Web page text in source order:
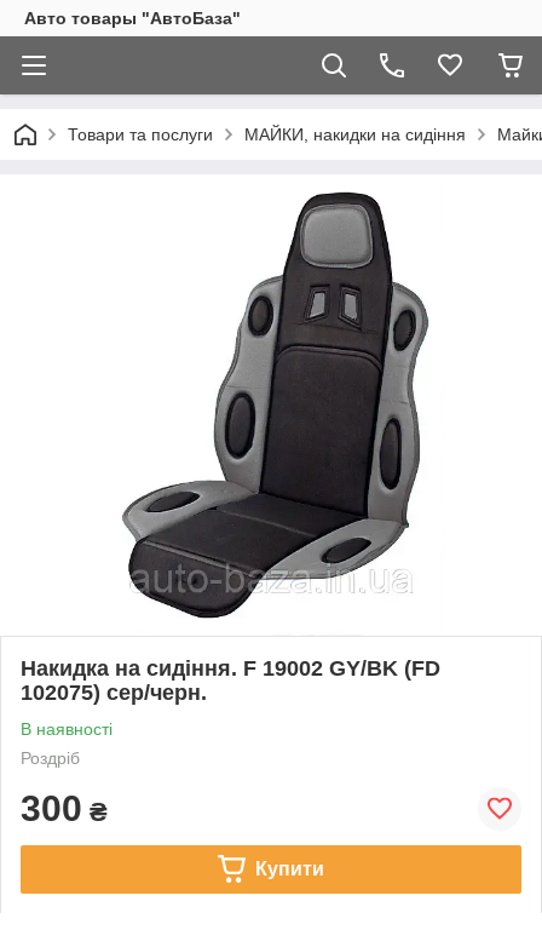
Авто товары "АвтоБаза"
Товари та послуги МАЙКИ, накидки на сидіння
Накидка на сидіння. F 19002 GY/BK (FD
102075) сер/черн.
В наявності
Роздріб
300 ₴
Купити